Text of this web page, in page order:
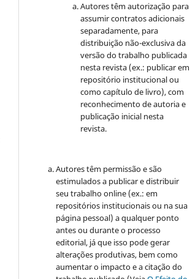
Autores têm autorização para
assumir contratos adicionais
separadamente, para
distribuição não-exclusiva da
versão do trabalho publicada
nesta revista (ex.: publicar em
repositório institucional ou
como capítulo de livro), com
reconhecimento de autoria e
publicação inicial nesta
revista.
Autores têm permissão e são
estimulados a publicar e distribuir
seu trabalho online (ex.: em
repositórios institucionais ou na sua
página pessoal) a qualquer ponto
antes ou durante o processo
editorial, já que isso pode gerar
alterações produtivas, bem como
aumentar o impacto e a citação do